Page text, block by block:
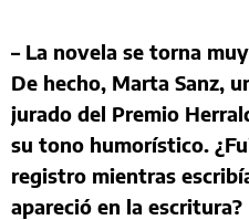
– La novela se torna
De hecho, Marta Sanz,
jurado del Premio
su tono humorístico.
registro mientras
apareció en la escritura?